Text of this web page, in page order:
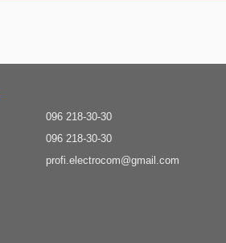
096 218-30-30
096 218-30-30
profi.electrocom@gmail.com